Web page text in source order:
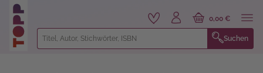
springen
Suchen
0,00 €